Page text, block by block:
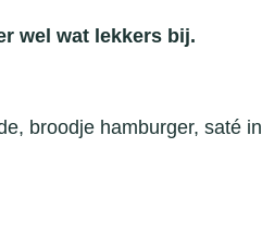
wel wat lekkers bij.
broodje hamburger, saté in